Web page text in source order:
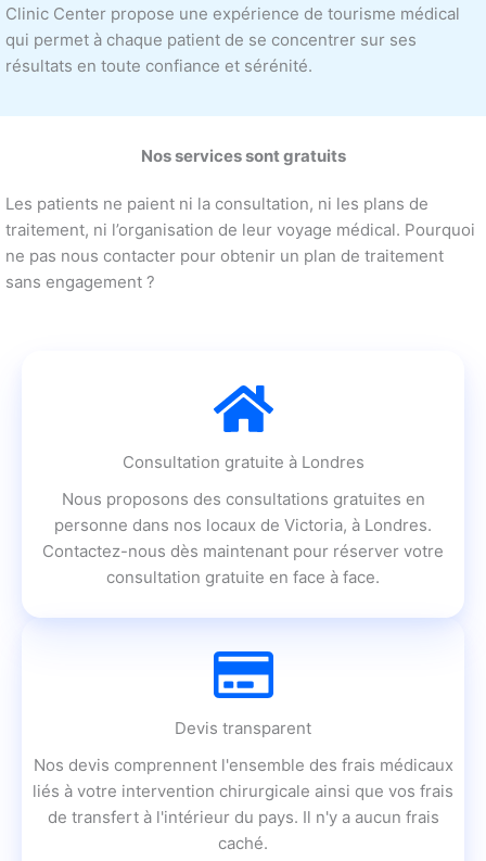
Clinic Center propose une expérience de tourisme médical
qui permet à chaque patient de se concentrer sur ses
résultats en toute confiance et sérénité.
Nos services sont gratuits
Les patients ne paient ni la consultation, ni les plans de
traitement, ni l’organisation de leur voyage médical. Pourquoi
ne pas nous contacter pour obtenir un plan de traitement
sans engagement ?
Consultation gratuite à Londres
Nous proposons des consultations gratuites en
personne dans nos locaux de Victoria, à Londres.
Contactez-nous dès maintenant pour réserver votre
consultation gratuite en face à face.
Devis transparent
Nos devis comprennent l'ensemble des frais médicaux
liés à votre intervention chirurgicale ainsi que vos frais
de transfert à l'intérieur du pays. Il n'y a aucun frais
caché.